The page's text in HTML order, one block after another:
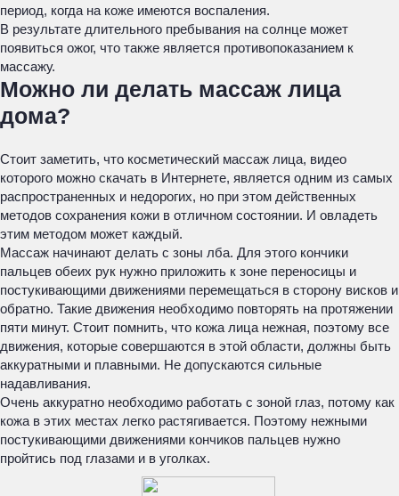
период, когда на коже имеются воспаления.
В результате длительного пребывания на солнце может
появиться ожог, что также является противопоказанием к
массажу.
Можно ли делать массаж лица
дома?
Стоит заметить, что косметический массаж лица, видео
которого можно скачать в Интернете, является одним из самых
распространенных и недорогих, но при этом действенных
методов сохранения кожи в отличном состоянии. И овладеть
этим методом может каждый.
Массаж начинают делать с зоны лба. Для этого кончики
пальцев обеих рук нужно приложить к зоне переносицы и
постукивающими движениями перемещаться в сторону висков и
обратно. Такие движения необходимо повторять на протяжении
пяти минут. Стоит помнить, что кожа лица нежная, поэтому все
движения, которые совершаются в этой области, должны быть
аккуратными и плавными. Не допускаются сильные
надавливания.
Очень аккуратно необходимо работать с зоной глаз, потому как
кожа в этих местах легко растягивается. Поэтому нежными
постукивающими движениями кончиков пальцев нужно
пройтись под глазами и в уголках.